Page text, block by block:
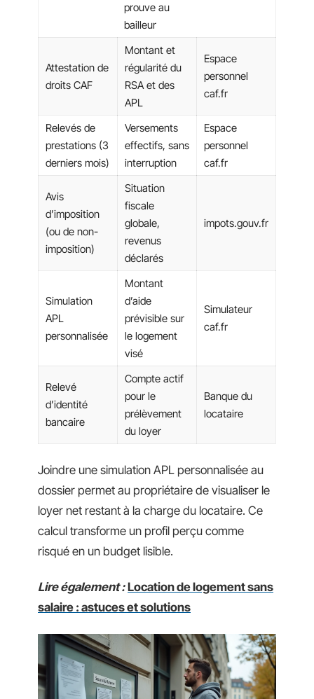
prouve au
bailleur
Attestation de
droits CAF
Montant et
régularité du
RSA et des
APL
Espace
personnel
caf.fr
Relevés de
prestations (3
derniers mois)
Versements
effectifs, sans
interruption
Espace
personnel
caf.fr
Avis
d’imposition
(ou de non-
imposition)
Situation
fiscale
globale,
revenus
déclarés
impots.gouv.fr
Simulation
APL
personnalisée
Montant
d’aide
prévisible sur
le logement
visé
Simulateur
caf.fr
Relevé
d’identité
bancaire
Compte actif
pour le
prélèvement
du loyer
Banque du
locataire
Joindre une simulation APL personnalisée au
dossier permet au propriétaire de visualiser le
loyer net restant à la charge du locataire. Ce
calcul transforme un profil perçu comme
risqué en un budget lisible.
Lire également : Location de logement sans
salaire : astuces et solutions